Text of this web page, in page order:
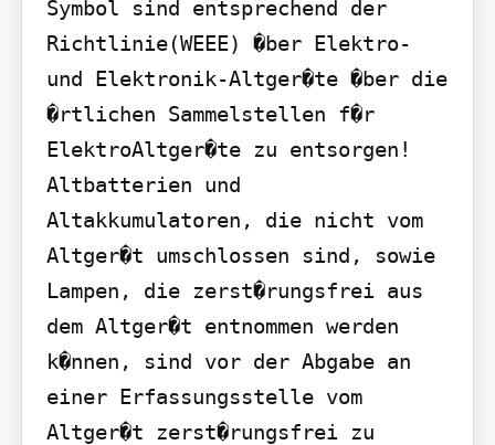
Symbol sind entsprechend der
Richtlinie(WEEE) �ber Elektro-
und Elektronik-Altger�te �ber die
�rtlichen Sammelstellen f�r
ElektroAltger�te zu entsorgen!
Altbatterien und
Altakkumulatoren, die nicht vom
Altger�t umschlossen sind, sowie
Lampen, die zerst�rungsfrei aus
dem Altger�t entnommen werden
k�nnen, sind vor der Abgabe an
einer Erfassungsstelle vom
Altger�t zerst�rungsfrei zu